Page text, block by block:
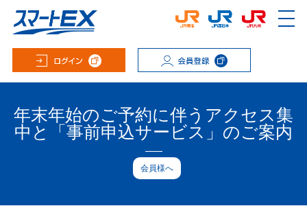
年末年始のご予約に伴うアクセス集
中と「事前申込サービス」のご案内
会員様へ